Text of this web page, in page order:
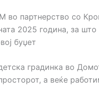
во партнерство со
2025 година, за што
буџет
градинка во
а веќе